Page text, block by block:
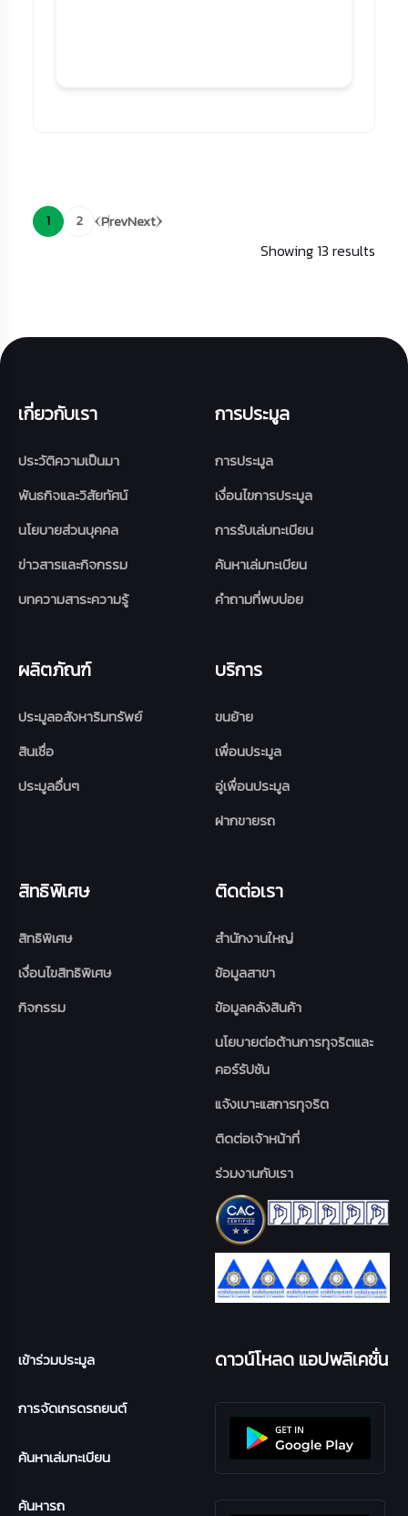
1 2 PrevNext
Showing 13 results
เกี่ยวกับเรา
ประวัติความเป็นมา
พันธกิจและวิสัยทัศน์
นโยบายส่วนบุคคล
ข่าวสารและกิจกรรม
บทความสาระความรู้
การประมูล
การประมูล
เงื่อนไขการประมูล
การรับเล่มทะเบียน
ค้นหาเล่มทะเบียน
คำถามที่พบบ่อย
ผลิตภัณฑ์
ประมูลอสังหาริมทรัพย์
สินเชื่อ
ประมูลอื่นๆ
บริการ
ขนย้าย
เพื่อนประมูล
อู่เพื่อนประมูล
ฝากขายรถ
สิทธิพิเศษ
สิทธิพิเศษ
เงื่อนไขสิทธิพิเศษ
กิจกรรม
ติดต่อเรา
สำนักงานใหญ่
ข้อมูลสาขา
ข้อมูลคลังสินค้า
นโยบายต่อต้านการทุจริตและ
คอร์รัปชัน
แจ้งเบาะแสการทุจริต
ติดต่อเจ้าหน้าที่
ร่วมงานกับเรา
เข้าร่วมประมูล
การจัดเกรดรถยนต์
ค้นหาเล่มทะเบียน
ค้นหารถ
ดาวน์โหลด แอปพลิเคชั่น